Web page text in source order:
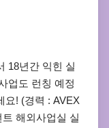
18년간 익힌 실
업도 런칭 예정
요! (경력 : AVEX
해외사업실 실